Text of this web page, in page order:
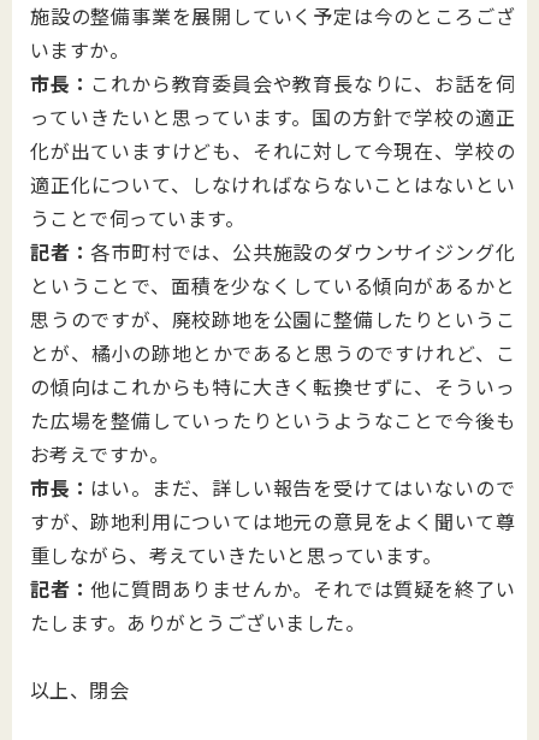
施設の整備事業を展開していく予定は今のところござ
いますか。
市長： これから教育委員会や教育長なりに、お話を伺
っていきたいと思っています。国の方針で学校の適正
化が出ていますけども、それに対して今現在、学校の
適正化について、しなければならないことはないとい
うことで伺っています。
記者：各市町村では、公共施設のダウンサイジング化
ということで、面積を少なくしている傾向があるかと
思うのですが、廃校跡地を公園に整備したりというこ
とが、橘小の跡地とかであると思うのですけれど、こ
の傾向はこれからも特に大きく転換せずに、そういっ
た広場を整備していったりというようなことで今後も
お考えですか。
市長： はい。まだ、詳しい報告を受けてはいないので
すが、跡地利用については地元の意見をよく聞いて尊
重しながら、考えていきたいと思っています。
記者：他に質問ありませんか。それでは質疑を終了い
たします。ありがとうございました。
以上、閉会